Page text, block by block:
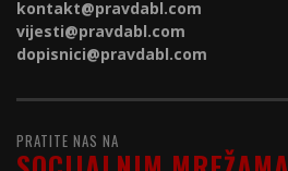
kontakt@pravdabl.com
vijesti@pravdabl.com
dopisnici@pravdabl.com
PRATITE NAS NA